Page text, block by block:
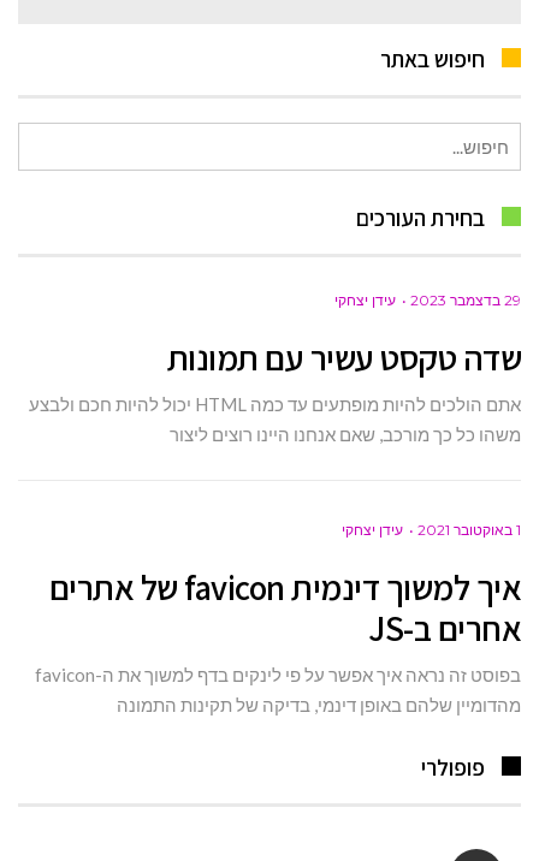
חיפוש באתר
עבור:
בחירת העורכים
29 בדצמבר 2023 עידן יצחקי
שדה טקסט עשיר עם תמונות
אתם הולכים להיות מופתעים עד כמה HTML יכול להיות חכם ולבצע
משהו כל כך מורכב, שאם אנחנו היינו רוצים ליצור
1 באוקטובר 2021 עידן יצחקי
איך למשוך דינמית favicon של אתרים
אחרים ב-JS
בפוסט זה נראה איך אפשר על פי לינקים בדף למשוך את ה-favicon
מהדומיין שלהם באופן דינמי, בדיקה של תקינות התמונה
פופולרי